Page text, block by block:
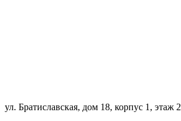
ул. Братиславская, дом 18, корпус 1, этаж 2